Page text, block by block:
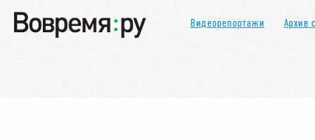
Видеорепортажи Архив